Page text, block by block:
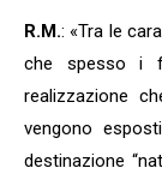
R.M.: «Tra le
che spesso i
realizzazione
vengono
destinazione